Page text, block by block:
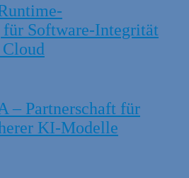
für Software-Integrität
– Partnerschaft für
KI-Modelle